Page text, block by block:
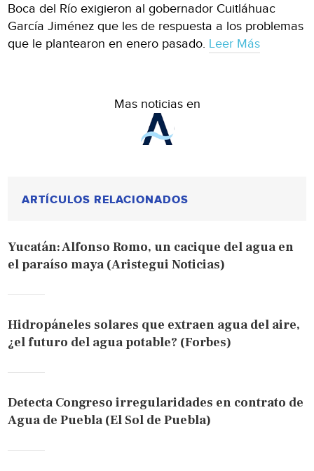
Boca del Río exigieron al gobernador Cuitláhuac
García Jiménez que les de respuesta a los problemas
que le plantearon en enero pasado. Leer Más
Mas noticias en
ARTÍCULOS RELACIONADOS
Yucatán: Alfonso Romo, un cacique del agua en
el paraíso maya (Aristegui Noticias)
Hidropáneles solares que extraen agua del aire,
¿el futuro del agua potable? (Forbes)
Detecta Congreso irregularidades en contrato de
Agua de Puebla (El Sol de Puebla)